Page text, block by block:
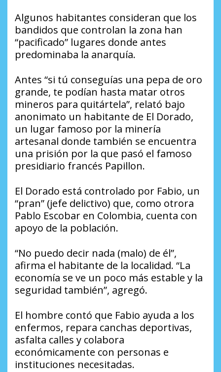
Algunos habitantes consideran que los
bandidos que controlan la zona han
“pacificado” lugares donde antes
predominaba la anarquía.
Antes “si tú conseguías una pepa de oro
grande, te podían hasta matar otros
mineros para quitártela”, relató bajo
anonimato un habitante de El Dorado,
un lugar famoso por la minería
artesanal donde también se encuentra
una prisión por la que pasó el famoso
presidiario francés Papillon.
El Dorado está controlado por Fabio, un
“pran” (jefe delictivo) que, como otrora
Pablo Escobar en Colombia, cuenta con
apoyo de la población.
“No puedo decir nada (malo) de él”,
afirma el habitante de la localidad. “La
economía se ve un poco más estable y la
seguridad también”, agregó.
El hombre contó que Fabio ayuda a los
enfermos, repara canchas deportivas,
asfalta calles y colabora
económicamente con personas e
instituciones necesitadas.